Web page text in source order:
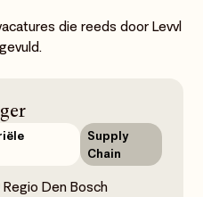
die reeds door Levvl
Supply
Chain
Regio Den Bosch